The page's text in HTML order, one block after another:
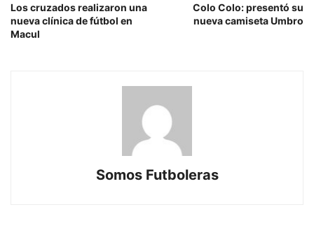
Los cruzados realizaron una
nueva clínica de fútbol en
Macul
Colo Colo: presentó su
nueva camiseta Umbro
Somos Futboleras